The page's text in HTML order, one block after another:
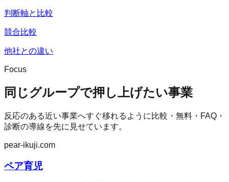
判断軸と比較
競合比較
他社との違い
Focus
同じグループで押し上げたい事業
反応のある近い事業へすぐ移れるように比較・無料・FAQ・
診断の導線を先に見せています。
pear-ikuji.com
ペア育児